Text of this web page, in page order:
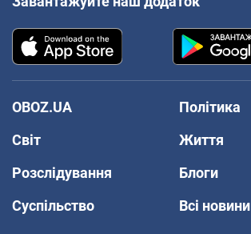
OBOZ.UA
Політика
Світ
Життя
Розслідування
Блоги
Суспільство
Всі новини